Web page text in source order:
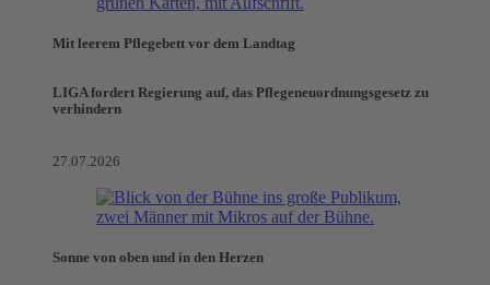
Mit leerem Pflegebett vor dem Landtag
LIGA fordert Regierung auf, das Pflegeneuordnungsgesetz zu
verhindern
27.07.2026
Sonne von oben und in den Herzen